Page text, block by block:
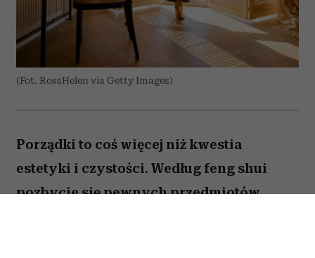
(Fot. RossHelen via Getty Images)
Porządki to coś więcej niż kwestia
estetyki i czystości. Według feng shui
pozbycie się pewnych przedmiotów